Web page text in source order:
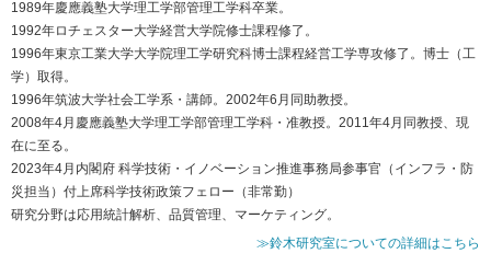
1989年慶應義塾大学理工学部管理工学科卒業。
1992年ロチェスター大学経営大学院修士課程修了。
1996年東京工業大学大学院理工学研究科博士課程経営工学専攻修了。博士（工
学）取得。
1996年筑波大学社会工学系・講師。2002年6月同助教授。
2008年4月慶應義塾大学理工学部管理工学科・准教授。2011年4月同教授、現
在に至る。
2023年4月内閣府 科学技術・イノベーション推進事務局参事官（インフラ・防
災担当）付上席科学技術政策フェロー（非常勤）
研究分野は応用統計解析、品質管理、マーケティング。
≫鈴木研究室についての詳細はこちら